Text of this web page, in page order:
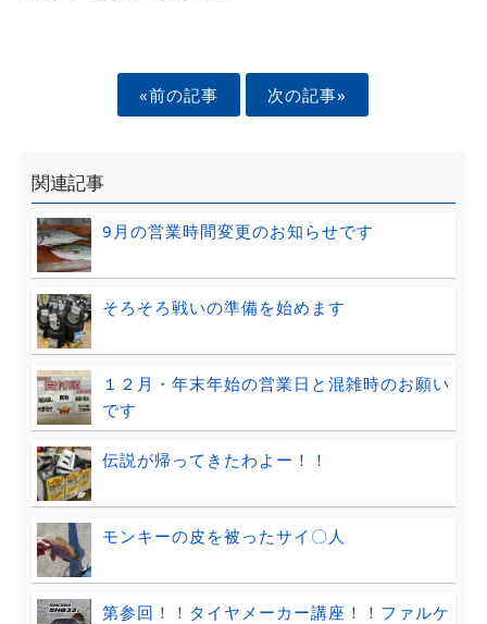
«前の記事 次の記事»
関連記事
9月の営業時間変更のお知らせです
そろそろ戦いの準備を始めます
１２月・年末年始の営業日と混雑時のお願い
です
伝説が帰ってきたわよー！！
モンキーの皮を被ったサイ〇人
第参回！！タイヤメーカー講座！！ファルケ